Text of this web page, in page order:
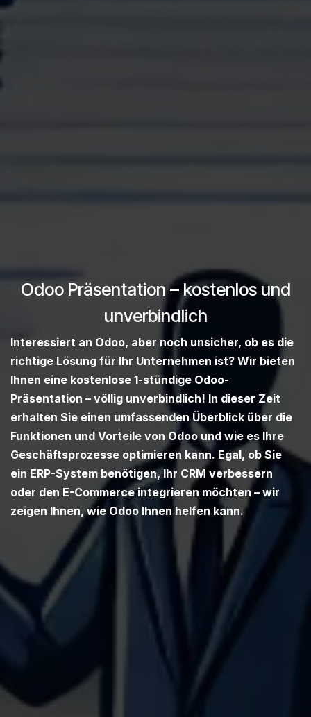
Odoo Präsentation – kostenlos und
unverbindlich
Interessiert an Odoo, aber noch unsicher, ob es die
richtige Lösung für Ihr Unternehmen ist? Wir bieten
Ihnen eine kostenlose 1-stündige Odoo-
Präsentation – völlig unverbindlich! In dieser Zeit
erhalten Sie einen umfassenden Überblick über die
Funktionen und Vorteile von Odoo und wie es Ihre
Geschäftsprozesse optimieren kann. Egal, ob Sie
ein ERP-System benötigen, Ihr CRM verbessern
oder den E-Commerce integrieren möchten – wir
zeigen Ihnen, wie Odoo Ihnen helfen kann.